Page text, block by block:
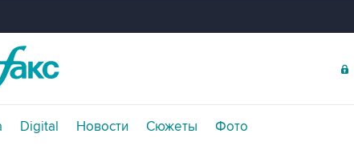
Digital Новости Сюжеты Фото